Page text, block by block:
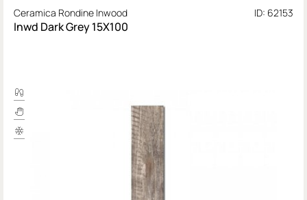
Ceramica Rondine Inwood ID: 62153
Inwd Dark Grey 15X100